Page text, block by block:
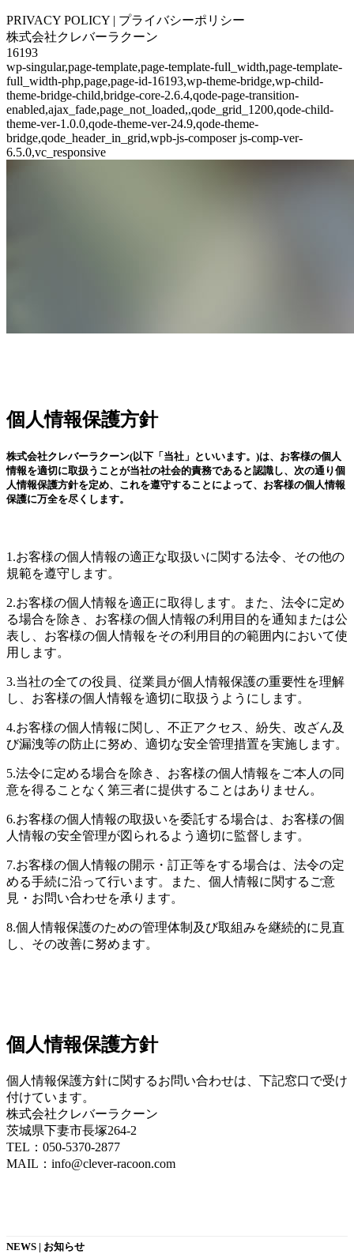
PRIVACY POLICY | プライバシーポリシー
株式会社クレバーラクーン
16193
wp-singular,page-template,page-template-full_width,page-template-
full_width-php,page,page-id-16193,wp-theme-bridge,wp-child-
theme-bridge-child,bridge-core-2.6.4,qode-page-transition-
enabled,ajax_fade,page_not_loaded,,qode_grid_1200,qode-child-
theme-ver-1.0.0,qode-theme-ver-24.9,qode-theme-
bridge,qode_header_in_grid,wpb-js-composer js-comp-ver-
6.5.0,vc_responsive
PRIVACY POLICY | プライバ
シーポリシー
個人情報保護方針
株式会社クレバーラクーン(以下「当社」といいます。)は、お客様の個人
情報を適切に取扱うことが当社の社会的責務であると認識し、次の通り個
人情報保護方針を定め、これを遵守することによって、お客様の個人情報
保護に万全を尽くします。
1.お客様の個人情報の適正な取扱いに関する法令、その他の
規範を遵守します。
2.お客様の個人情報を適正に取得します。また、法令に定め
る場合を除き、お客様の個人情報の利用目的を通知または公
表し、お客様の個人情報をその利用目的の範囲内において使
用します。
3.当社の全ての役員、従業員が個人情報保護の重要性を理解
し、お客様の個人情報を適切に取扱うようにします。
4.お客様の個人情報に関し、不正アクセス、紛失、改ざん及
び漏洩等の防止に努め、適切な安全管理措置を実施します。
5.法令に定める場合を除き、お客様の個人情報をご本人の同
意を得ることなく第三者に提供することはありません。
6.お客様の個人情報の取扱いを委託する場合は、お客様の個
人情報の安全管理が図られるよう適切に監督します。
7.お客様の個人情報の開示・訂正等をする場合は、法令の定
める手続に沿って行います。また、個人情報に関するご意
見・お問い合わせを承ります。
8.個人情報保護のための管理体制及び取組みを継続的に見直
し、その改善に努めます。
個人情報保護方針
個人情報保護方針に関するお問い合わせは、下記窓口で受け
付けています。
株式会社クレバーラクーン
茨城県下妻市長塚264-2
TEL：050-5370-2877
MAIL：info@clever-racoon.com
NEWS | お知らせ